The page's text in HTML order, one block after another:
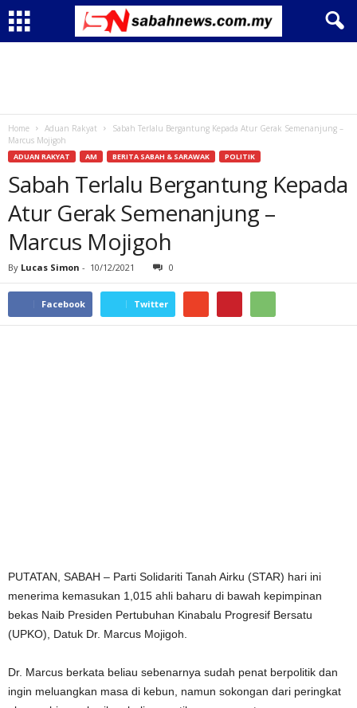
Home Aduan Rakyat
Sabah Terlalu Bergantung Kepada Atur Gerak Semenanjung –
Marcus Mojigoh
ADUAN RAKYAT AM BERITA SABAH & SARAWAK POLITIK
Sabah Terlalu Bergantung Kepada
Atur Gerak Semenanjung –
Marcus Mojigoh
By Lucas Simon - 10/12/2021 0
Facebook Twitter
PUTATAN, SABAH – Parti Solidariti Tanah Airku (STAR) hari ini
menerima kemasukan 1,015 ahli baharu di bawah kepimpinan
bekas Naib Presiden Pertubuhan Kinabalu Progresif Bersatu
(UPKO), Datuk Dr. Marcus Mojigoh.
Dr. Marcus berkata beliau sebenarnya sudah penat berpolitik dan
ingin meluangkan masa di kebun, namun sokongan dari peringkat